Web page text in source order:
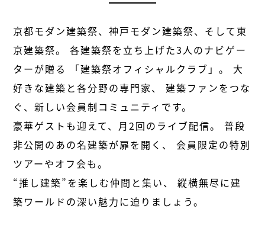
京都モダン建築祭、神戸モダン建築祭、そして東
京建築祭。
各建築祭を立ち上げた3人のナビゲー
ターが贈る
「建築祭オフィシャルクラブ」。
大
好きな建築と各分野の専門家、
建築ファンをつな
ぐ、新しい会員制コミュニティです。
豪華ゲストも迎えて、月2回のライブ配信。
普段
非公開のあの名建築が扉を開く、
会員限定の特別
ツアーやオフ会も。
“推し建築”を楽しむ仲間と集い、
縦横無尽に建
築ワールドの深い魅力に迫りましょう。